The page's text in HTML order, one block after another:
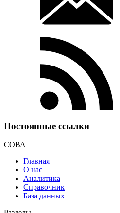
Постоянные ссылки
СОВА
Главная
О нас
Аналитика
Справочник
База данных